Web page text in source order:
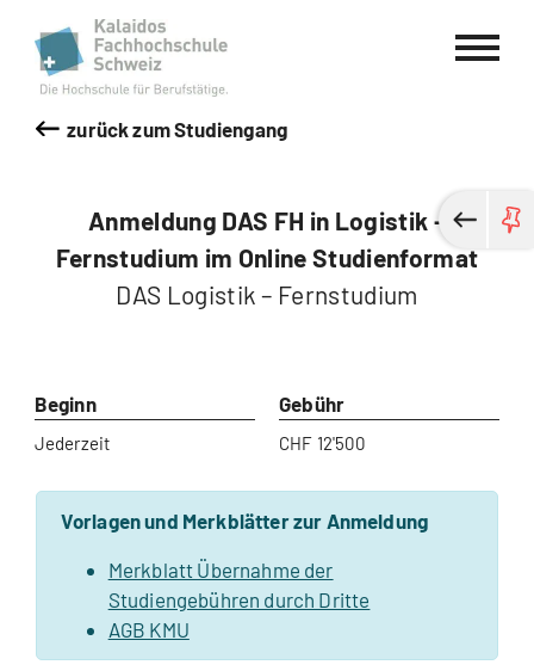
Kalaidos Fachhochschule Schweiz
zurück zum Studiengang
Anmeldung DAS FH in Logistik –
Fernstudium im Online Studienformat
DAS Logistik – Fernstudium
Beginn
Jederzeit
Gebühr
CHF 12'500
Vorlagen und Merkblätter zur Anmeldung
Merkblatt Übernahme der
Studiengebühren durch Dritte
AGB KMU